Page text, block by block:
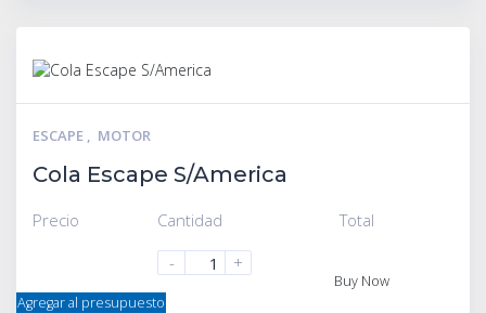
ESCAPE , MOTOR
Cola Escape S/America
Precio
Cantidad
-
+
Total
Buy Now
Agregar al presupuesto